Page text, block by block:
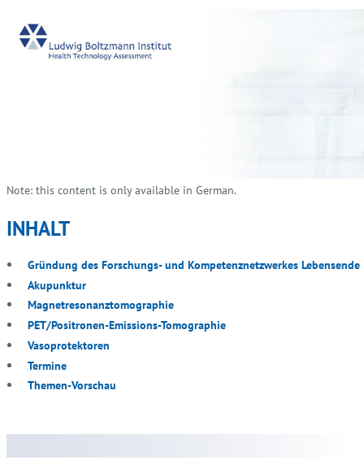
Note: this content is only available in German.
INHALT
Gründung des Forschungs- und Kompetenznetzwerkes Lebensende
Akupunktur
Magnetresonanztomographie
PET/Positronen-Emissions-Tomographie
Vasoprotektoren
Termine
Themen-Vorschau